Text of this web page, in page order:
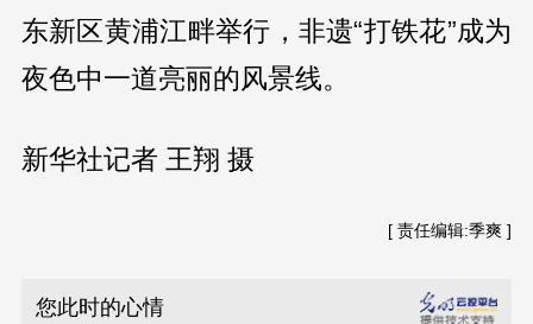
东新区黄浦江畔举行，非遗“打铁花”成为
夜色中一道亮丽的风景线。
新华社记者 王翔 摄
[ 责任编辑:季爽 ]
您此时的心情